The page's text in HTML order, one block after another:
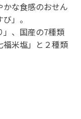
な食感のおせん
」。
」、国産の7種類
福米塩」と２種類